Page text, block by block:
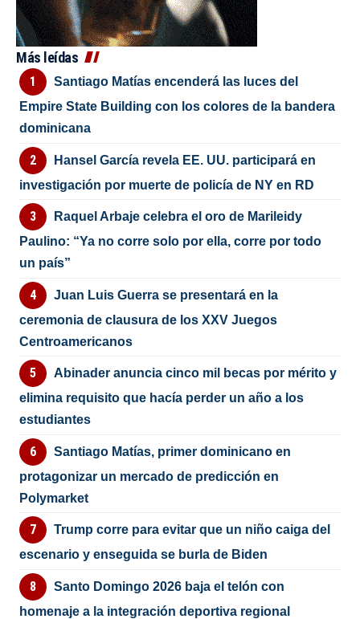
Más leídas
Santiago Matías encenderá las luces del
Empire State Building con los colores de la bandera
dominicana
Hansel García revela EE. UU. participará en
investigación por muerte de policía de NY en RD
Raquel Arbaje celebra el oro de Marileidy
Paulino: “Ya no corre solo por ella, corre por todo
un país”
Juan Luis Guerra se presentará en la
ceremonia de clausura de los XXV Juegos
Centroamericanos
Abinader anuncia cinco mil becas por mérito y
elimina requisito que hacía perder un año a los
estudiantes
Santiago Matías, primer dominicano en
protagonizar un mercado de predicción en
Polymarket
Trump corre para evitar que un niño caiga del
escenario y enseguida se burla de Biden
Santo Domingo 2026 baja el telón con
homenaje a la integración deportiva regional